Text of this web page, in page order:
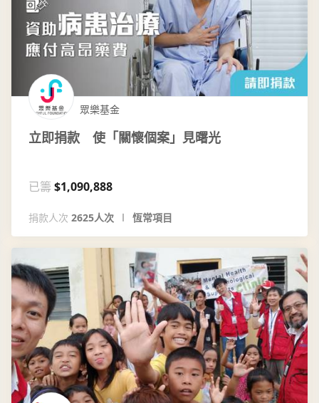
眾樂基金
立即捐款 使「關懷個案」見曙光
已籌 $1,090,888
捐款人次 2625人次 恆常項目